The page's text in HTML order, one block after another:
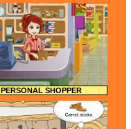
PERSONAL SHOPPER